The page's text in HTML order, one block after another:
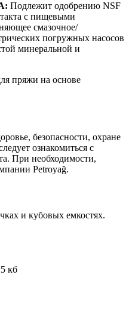
Подлежит одобрению NSF
с пищевыми
смазочное/
погружных насосов
минеральной и
пряжи на основе
безопасности, охране
ознакомиться с
При необходимости,
Petroyağ.
и кубовых емкостях.
кб